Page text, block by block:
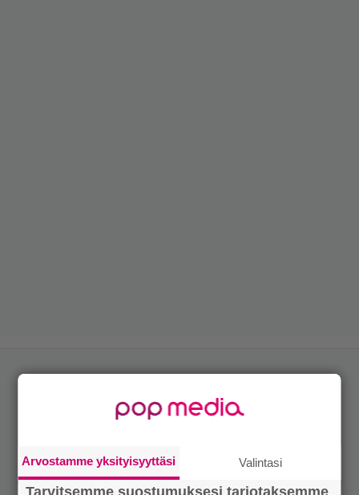
Arvostamme yksityisyyttäsi Valintasi
Tarvitsemme suostumuksesi tarjotaksemme